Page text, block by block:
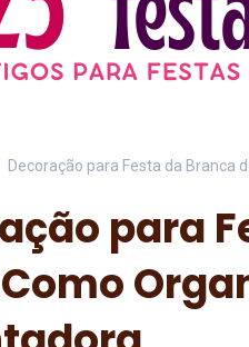
Decoração para Festa da Branca
para